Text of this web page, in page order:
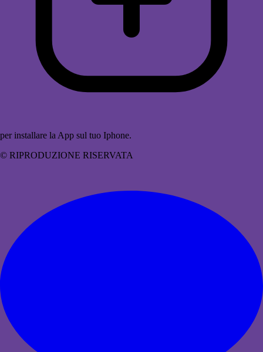
per installare la App sul tuo Iphone.
© RIPRODUZIONE RISERVATA